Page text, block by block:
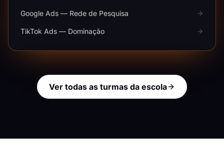
Google Ads — Rede de Pesquisa
TikTok Ads — Dominação
Ver todas as turmas da escola